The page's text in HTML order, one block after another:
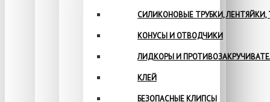
СИЛИКОНОВЫЕ ТРУБКИ,
КОНУСЫ И ОТВОДЧИКИ
ЛИДКОРЫ И
КЛЕЙ
БЕЗОПАСНЫЕ КЛИПСЫ